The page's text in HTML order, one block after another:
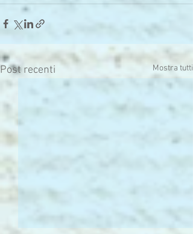
Post recenti Mostra tutti